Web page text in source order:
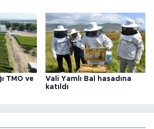
TMO ve
Vali Yamlı Bal hasadına
katıldı